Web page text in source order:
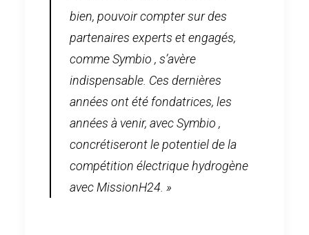
bien, pouvoir compter sur des
partenaires experts et engagés,
comme Symbio , s’avère
indispensable. Ces dernières
années ont été fondatrices, les
années à venir, avec Symbio ,
concrétiseront le potentiel de la
compétition électrique hydrogène
avec MissionH24. »